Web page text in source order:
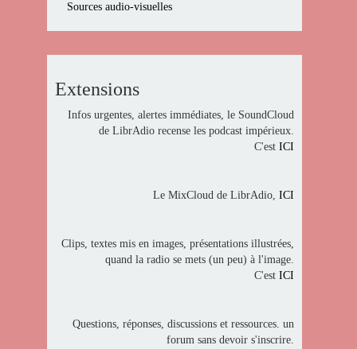
Sources audio-visuelles
Extensions
Infos urgentes, alertes immédiates, le SoundCloud
de LibrAdio recense les podcast impérieux.
C'est ICI
Le MixCloud de LibrAdio, ICI
Clips, textes mis en images, présentations illustrées,
quand la radio se mets (un peu) à l'image.
C'est ICI
Questions, réponses, discussions et ressources. un
forum sans devoir s'inscrire.